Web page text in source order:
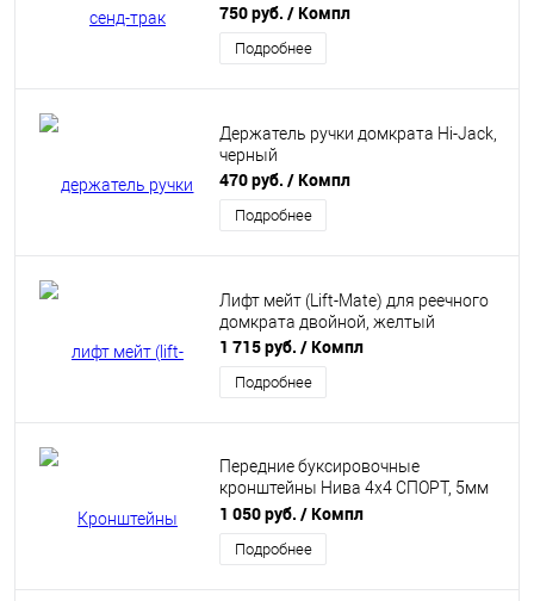
750 руб. / Компл
Подробнее
Держатель ручки домкрата Hi-Jack,
черный
470 руб. / Компл
Подробнее
Лифт мейт (Lift-Mate) для реечного
домкрата двойной, желтый
1 715 руб. / Компл
Подробнее
Передние буксировочные
кронштейны Нива 4х4 СПОРТ, 5мм
(комплект - 2 шт) PBK
1 050 руб. / Компл
Подробнее